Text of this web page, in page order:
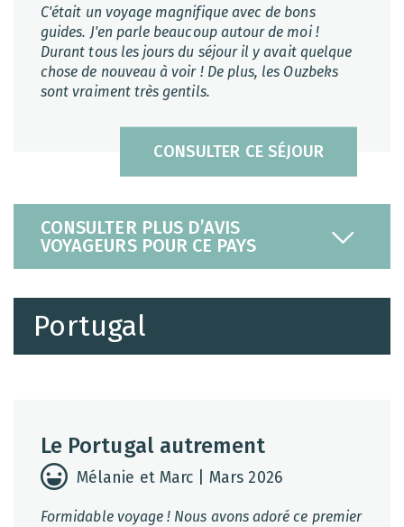
CONSULTER CE SÉJOUR
C'était un voyage magnifique avec de bons
guides. J'en parle beaucoup autour de moi !
Durant tous les jours du séjour il y avait quelque
chose de nouveau à voir ! De plus, les Ouzbeks
sont vraiment très gentils.
CONSULTER PLUS D’AVIS
VOYAGEURS POUR CE PAYS
Portugal
Le Portugal autrement
Mélanie et Marc | Mars 2026
Formidable voyage ! Nous avons adoré ce premier